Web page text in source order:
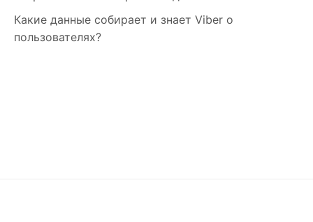
Какие данные собирает и знает Viber о
пользователях?